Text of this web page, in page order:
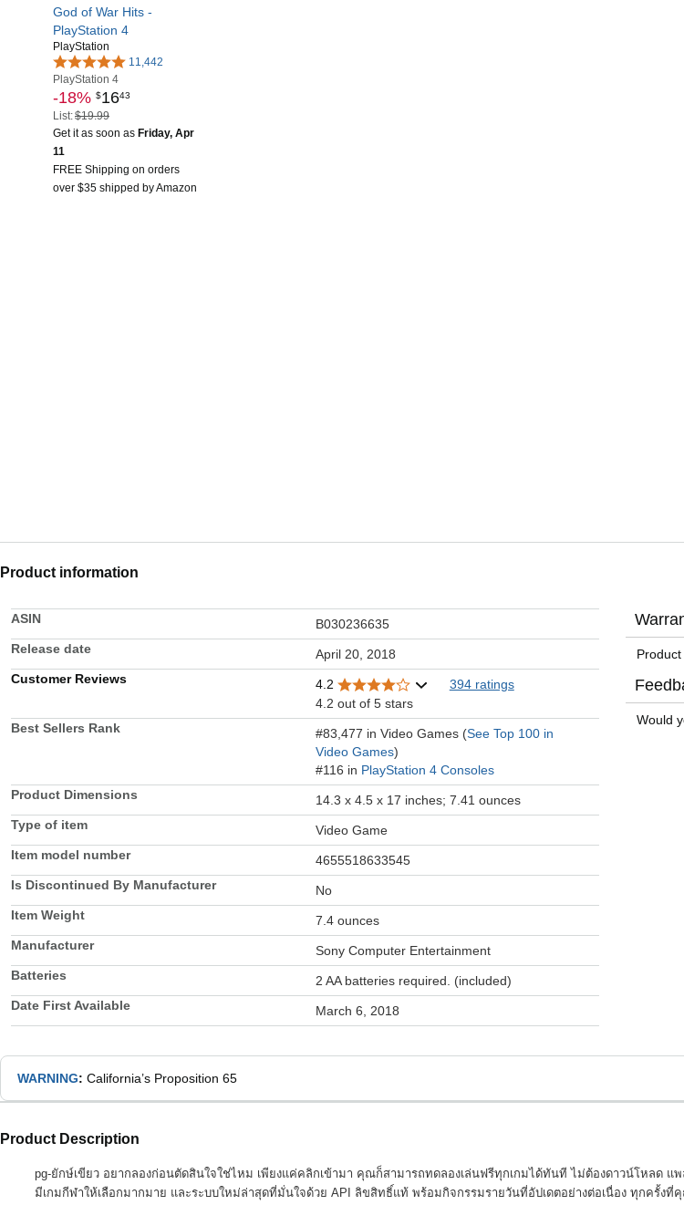
God of War Hits -
PlayStation 4
PlayStation
11,442
PlayStation 4
-18% $1643
List:$19.99
Get it as soon as Friday, Apr
11
FREE Shipping on orders
over $35 shipped by Amazon
Product information
ASIN
B030236635
Release date
April 20, 2018
Customer Reviews
4.2
394 ratings
4.2 out of 5 stars
Best Sellers Rank
#83,477 in Video Games (See Top 100 in
Video Games)
#116 in PlayStation 4 Consoles
Product Dimensions
14.3 x 4.5 x 17 inches; 7.41 ounces
Type of item
Video Game
Item model number
4655518633545
Is Discontinued By Manufacturer
No
Item Weight
7.4 ounces
Manufacturer
Sony Computer Entertainment
Batteries
2 AA batteries required. (included)
Date First Available
March 6, 2018
Would
WARNING: California’s Proposition 65
Product Description
pg-ยักษ์เขียว อยากลองก่อนตัดสินใจใช่ไหม เพียงแค่คลิกเข้ามา คุณก็สามารถทดลองเล่นฟรีทุกเกมได้ทันที ไม่ต้องดาวน์โหลด
มีเกมกีฬาให้เลือกมากมาย และระบบใหม่ล่าสุดที่มั่นใจด้วย API ลิขสิทธิ์แท้ พร้อมกิจกรรมรายวันที่อัปเดตอย่างต่อเนื่อง ทุกครั้งที่